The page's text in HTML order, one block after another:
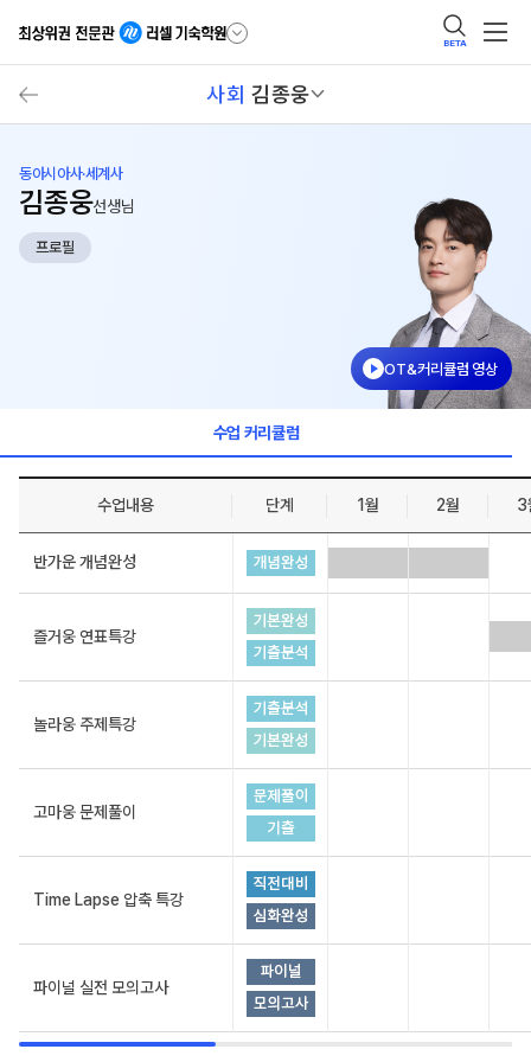
BETA
사회 김종웅
동아시아사·세계사
김종웅선생님
프로필
OT&커리큘럼 영상
수업 커리큘럼
수업내용 단계 1월 2월 3
반가운 개념완성
즐거웅 연표특강
놀라웅 주제특강
고마웅 문제풀이
Time Lapse 압축 특강
파이널 실전 모의고사